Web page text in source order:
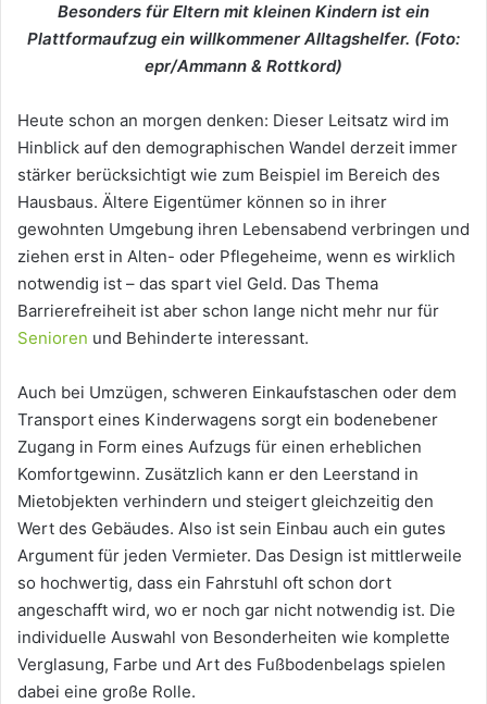
Besonders für Eltern mit kleinen Kindern ist ein
Plattformaufzug ein willkommener Alltagshelfer. (Foto:
epr/Ammann & Rottkord)
Heute schon an morgen denken: Dieser Leitsatz wird im
Hinblick auf den demographischen Wandel derzeit immer
stärker berücksichtigt wie zum Beispiel im Bereich des
Hausbaus. Ältere Eigentümer können so in ihrer
gewohnten Umgebung ihren Lebensabend verbringen und
ziehen erst in Alten- oder Pflegeheime, wenn es wirklich
notwendig ist – das spart viel Geld. Das Thema
Barrierefreiheit ist aber schon lange nicht mehr nur für
Senioren und Behinderte interessant.
Auch bei Umzügen, schweren Einkaufstaschen oder dem
Transport eines Kinderwagens sorgt ein bodenebener
Zugang in Form eines Aufzugs für einen erheblichen
Komfortgewinn. Zusätzlich kann er den Leerstand in
Mietobjekten verhindern und steigert gleichzeitig den
Wert des Gebäudes. Also ist sein Einbau auch ein gutes
Argument für jeden Vermieter. Das Design ist mittlerweile
so hochwertig, dass ein Fahrstuhl oft schon dort
angeschafft wird, wo er noch gar nicht notwendig ist. Die
individuelle Auswahl von Besonderheiten wie komplette
Verglasung, Farbe und Art des Fußbodenbelags spielen
dabei eine große Rolle.